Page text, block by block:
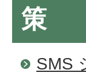
策
SMS